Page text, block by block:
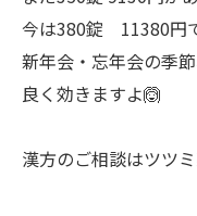
今は380錠 11380円
新年会・忘年会の季
良く効きますよ🙆
漢方のご相談はツツ